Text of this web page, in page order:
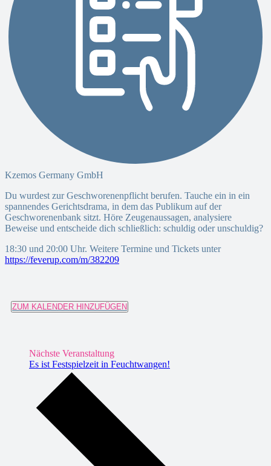
Kzemos Germany GmbH
Du wurdest zur Geschworenenpflicht berufen. Tauche ein in ein
spannendes Gerichtsdrama, in dem das Publikum auf der
Geschworenenbank sitzt. Höre Zeugenaussagen, analysiere
Beweise und entscheide dich schließlich: schuldig oder unschuldig?
18:30 und 20:00 Uhr. Weitere Termine und Tickets unter
https://feverup.com/m/382209
ZUM KALENDER HINZUFÜGEN
Nächste Veranstaltung
Es ist Festspielzeit in Feuchtwangen!